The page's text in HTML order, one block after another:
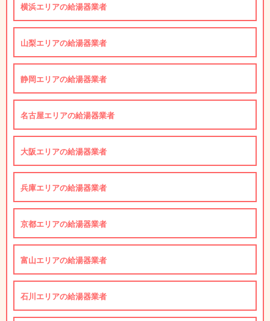
横浜エリアの給湯器業者
山梨エリアの給湯器業者
静岡エリアの給湯器業者
名古屋エリアの給湯器業者
大阪エリアの給湯器業者
兵庫エリアの給湯器業者
京都エリアの給湯器業者
富山エリアの給湯器業者
石川エリアの給湯器業者